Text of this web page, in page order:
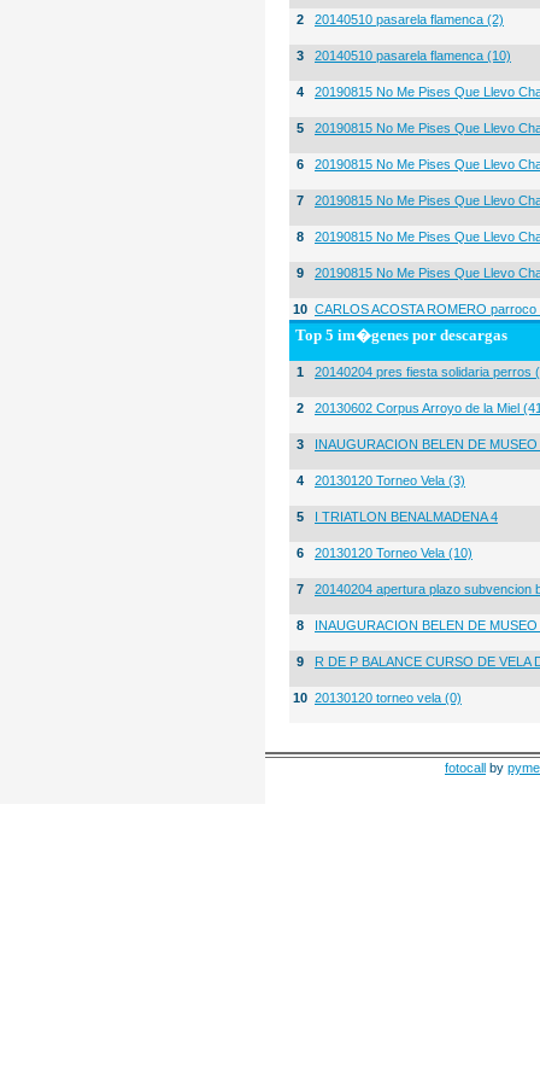
2 20140510 pasarela flamenca (2)
3 20140510 pasarela flamenca (10)
4 20190815 No Me Pises Que Llevo
5 20190815 No Me Pises Que Llevo
6 20190815 No Me Pises Que Llevo
7 20190815 No Me Pises Que Llevo
8 20190815 No Me Pises Que Llevo
9 20190815 No Me Pises Que Llevo
10 CARLOS ACOSTA ROMERO
Top 5 im�genes por descargas
1 20140204 pres fiesta solidaria perros
2 20130602 Corpus Arroyo de la Miel
3 INAUGURACION BELEN DE
4 20130120 Torneo Vela (3)
5 I TRIATLON BENALMADENA 4
6 20130120 Torneo Vela (10)
7 20140204 apertura plazo subvencion
8 INAUGURACION BELEN DE
9 R DE P BALANCE CURSO DE VELA
10 20130120 torneo vela (0)
fotocall by